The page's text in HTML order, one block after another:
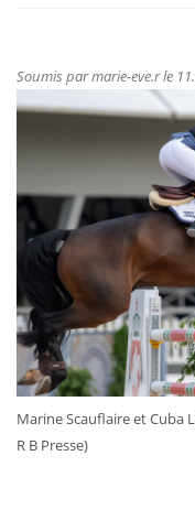
Soumis parmarie-eve.rle
Marine Scauflaire et Cuba
R B Presse)